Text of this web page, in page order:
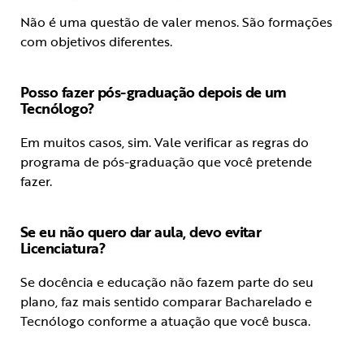
Não é uma questão de valer menos. São formações
com objetivos diferentes.
Posso fazer pós-graduação depois de um
Tecnólogo?
Em muitos casos, sim. Vale verificar as regras do
programa de pós-graduação que você pretende
fazer.
Se eu não quero dar aula, devo evitar
Licenciatura?
Se docência e educação não fazem parte do seu
plano, faz mais sentido comparar Bacharelado e
Tecnólogo conforme a atuação que você busca.